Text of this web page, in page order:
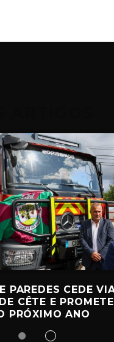
PAREDES CEDE
CÊTE E
PRÓXIMO ANO